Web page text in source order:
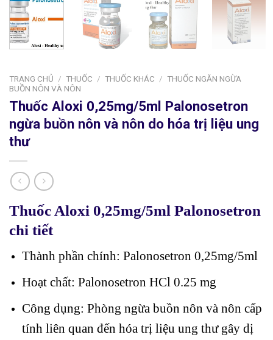
TRANG CHỦ / THUỐC / THUỐC KHÁC / THUỐC NGĂN NGỪA
BUỒN NÔN VÀ NÔN
Thuốc Aloxi 0,25mg/5ml Palonosetron
ngừa buồn nôn và nôn do hóa trị liệu ung
thư
Thuốc Aloxi 0,25mg/5ml Palonosetron
chi tiết
Thành phần chính: Palonosetron 0,25mg/5ml
Hoạt chất: Palonosetron HCl 0.25 mg
Công dụng: Phòng ngừa buồn nôn và nôn cấp
tính liên quan đến hóa trị liệu ung thư gây dị